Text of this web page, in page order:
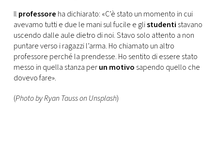
Il professore ha dichiarato: «C’è stato un momento in cui
avevamo tutti e due le mani sul fucile e glistudenti stavano
uscendo dalle aule dietro di noi. Stavo solo attento a non
puntare verso i ragazzi l’arma. Ho chiamato un altro
professore perché la prendesse. Ho sentito di essere stato
messo in quella stanza perun motivo sapendo quello che
dovevo fare».
(Photo by Ryan Tauss on Unsplash)